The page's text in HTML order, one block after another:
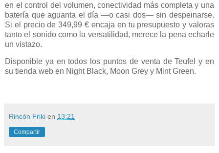
en el control del volumen, conectividad más completa y una
batería que aguanta el día —o casi dos— sin despeinarse.
Si el precio de 349,99 € encaja en tu presupuesto y valoras
tanto el sonido como la versatilidad, merece la pena echarle
un vistazo.
Disponible ya en todos los puntos de venta de Teufel y en
su tienda web en Night Black, Moon Grey y Mint Green.
Rincón Friki en 13:21
Compartir